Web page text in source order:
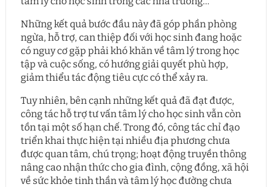
Những kết quả bước đầu này đã góp phần phòng
ngừa, hỗ trợ, can thiệp đối với học sinh đang hoặc
có nguy cơ gặp phải khó khăn về tâm lý trong học
tập và cuộc sống, có hướng giải quyết phù hợp,
giảm thiểu tác động tiêu cực có thể xảy ra.
Tuy nhiên, bên cạnh những kết quả đã đạt được,
công tác hỗ trợ tư vấn tâm lý cho học sinh vẫn còn
tồn tại một số hạn chế. Trong đó, công tác chỉ đạo
triển khai thực hiện tại nhiều địa phương chưa
được quan tâm, chú trọng; hoạt động truyền thông
nâng cao nhận thức cho gia đình, cộng đồng, xã hội
về sức khỏe tinh thần và tâm lý học đường chưa